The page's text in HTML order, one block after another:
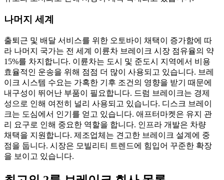
나머지 세계
출퇴근 및 배달 서비스를 위한 오토바이 채택이 증가함에 따
라 나머지 국가는 전 세계 이륜차 브레이크 시장 점유율의 약
15%를 차지합니다. 이륜차는 도시 및 준도시 지역에서 비용
효율적인 운송을 위해 점점 더 많이 사용되고 있습니다. 브레
이크 시스템 수요는 가혹한 기후 조건의 영향을 받기 때문에
내구성이 뛰어난 부품이 필요합니다. 드럼 브레이크는 경제
성으로 인해 여전히 널리 사용되고 있습니다. 디스크 브레이
크는 도심에서 인기를 얻고 있습니다. 애프터마켓은 유지 관
리 요구로 인해 중요한 역할을 합니다. 인프라 개발은 차량
채택을 지원합니다. 제조업체는 견고한 브레이크 설계에 중
점을 둡니다. 시장은 모빌리티 트렌드에 힘입어 꾸준한 확장
을 보이고 있습니다.